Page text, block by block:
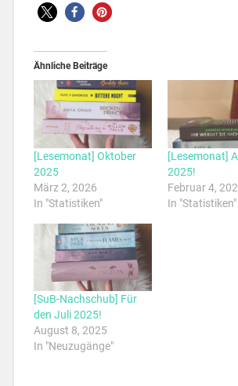
Ähnliche Beiträge
[Lesemonat] Oktober
2025
März 2, 2026
In "Statistiken"
[Lesemonat]
2025!
Februar 4,
In "Statistiken"
[SuB-Nachschub] Für
den Juli 2025!
August 8, 2025
In "Neuzugänge"